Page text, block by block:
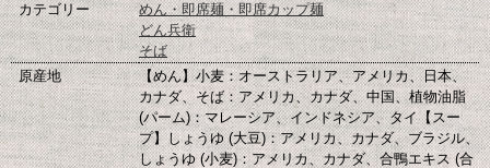
カテゴリー
めん・即席麺・即席カップ麺
どん兵衛
そば
原産地
【めん】小麦：オーストラリア、アメリカ、日本、
カナダ、そば：アメリカ、カナダ、中国、植物油脂
(パーム)：マレーシア、インドネシア、タイ【スー
プ】しょうゆ (大豆)：アメリカ、カナダ、ブラジル、
しょうゆ (小麦)：アメリカ、カナダ、合鴨エキス (合